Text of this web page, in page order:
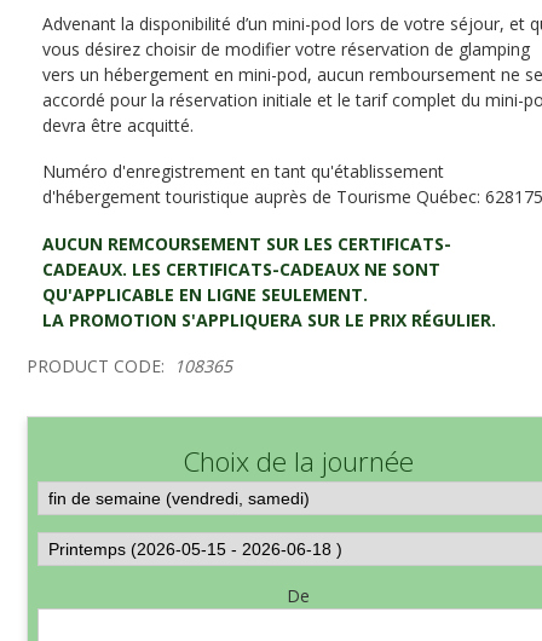
Advenant la disponibilité d’un mini-pod lors de votre séjour, et
vous désirez choisir de modifier votre réservation de glamping
vers un hébergement en mini-pod, aucun remboursement ne
accordé pour la réservation initiale et le tarif complet du mini-
devra être acquitté.
Numéro d'enregistrement en tant qu'établissement
d'hébergement touristique auprès de Tourisme Québec:
AUCUN REMCOURSEMENT SUR LES CERTIFICATS-
CADEAUX. LES CERTIFICATS-CADEAUX NE SONT
QU'APPLICABLE EN LIGNE SEULEMENT.
LA PROMOTION S'APPLIQUERA SUR LE PRIX RÉGULIER.
PRODUCT CODE: 108365
Choix de la journée
De